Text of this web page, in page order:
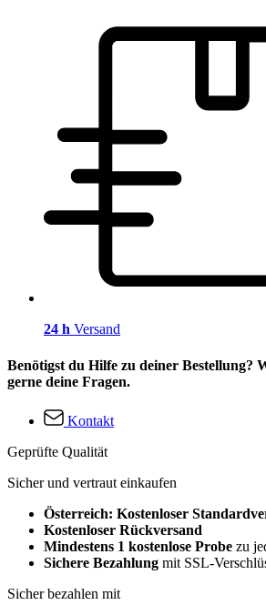
24 h Versand
Benötigst du Hilfe zu deiner Bestellung?
gerne deine Fragen.
Kontakt
Geprüfte Qualität
Sicher und vertraut einkaufen
Österreich: Kostenloser
Kostenloser Rückversand
Mindestens 1 kostenlose Probe zu
Sichere Bezahlung mit SSL-
Sicher bezahlen mit